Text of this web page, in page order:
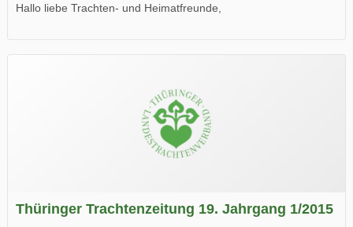
Hallo liebe Trachten- und Heimatfreunde,
Wir wünschen Euch viel Spaß beim Lesen.
Thüringer Trachtenzeitung 19. Jahrgang 1/2015